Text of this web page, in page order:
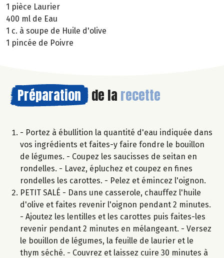
1 pièce Laurier
400 ml de Eau
1 c. à soupe de Huile d'olive
1 pincée de Poivre
Préparation de la recette
- Portez à ébullition la quantité d'eau indiquée dans
vos ingrédients et faites-y faire fondre le bouillon
de légumes. - Coupez les saucisses de seitan en
rondelles. - Lavez, épluchez et coupez en fines
rondelles les carottes. - Pelez et émincez l'oignon.
PETIT SALÉ - Dans une casserole, chauffez l'huile
d'olive et faites revenir l'oignon pendant 2 minutes.
- Ajoutez les lentilles et les carottes puis faites-les
revenir pendant 2 minutes en mélangeant. - Versez
le bouillon de légumes, la feuille de laurier et le
thym séché. - Couvrez et laissez cuire 30 minutes à